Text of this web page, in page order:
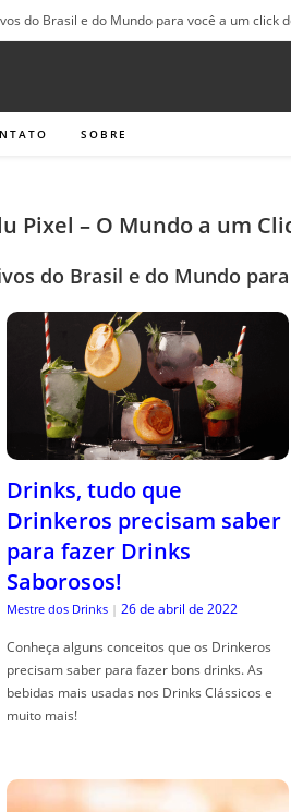
do Brasil e do Mundo para você a um click
SOBRE
Pixel – O Mundo a um
do Brasil e do Mundo
Drinks, tudo que
Drinkeros precisam saber
para fazer Drinks
Saborosos!
Mestre dos Drinks | 26 de abril de 2022
Conheça alguns conceitos que os Drinkeros
precisam saber para fazer bons drinks. As
bebidas mais usadas nos Drinks Clássicos e
muito mais!